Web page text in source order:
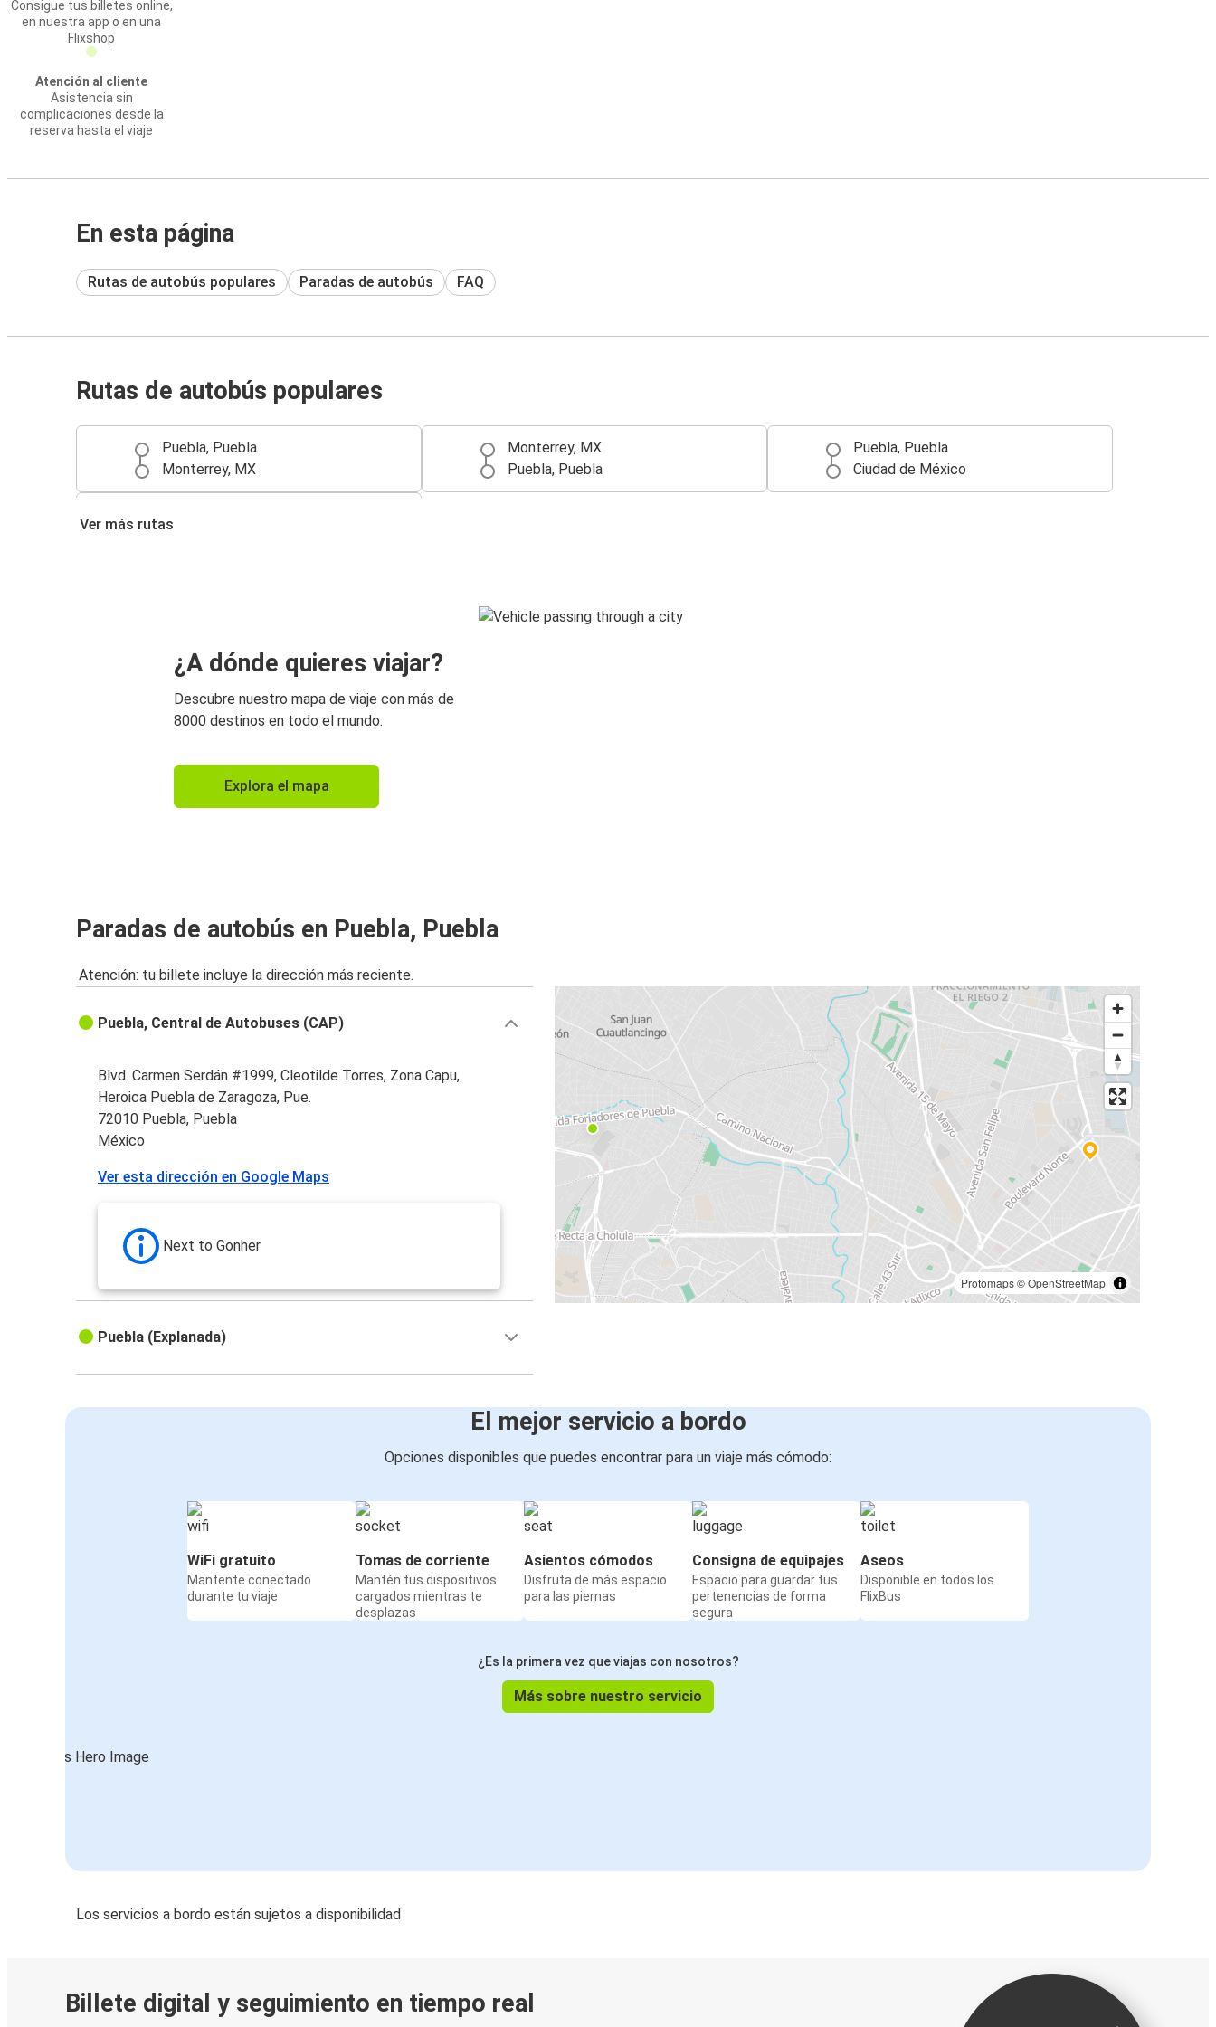
Consigue tus billetes online,
en nuestra app o en una
Flixshop
Atención al cliente
Asistencia sin
complicaciones desde la
reserva hasta el viaje
En esta página
Rutas de autobús populares Paradas de autobús FAQ
Rutas de autobús populares
Puebla, Puebla
Monterrey, MX
Monterrey, MX
Puebla, Puebla
Puebla, Puebla
Ciudad de México
Ver más rutas
¿A dónde quieres viajar?
Descubre nuestro mapa de viaje con más de
8000 destinos en todo el mundo.
Explora el mapa
Paradas de autobús en Puebla, Puebla
Atención: tu billete incluye la dirección más reciente.
Protomaps©OpenStreetMap
Puebla, Central de Autobuses (CAP)
Blvd. Carmen Serdán #1999, Cleotilde Torres, Zona Capu,
Heroica Puebla de Zaragoza, Pue.
72010 Puebla, Puebla
México
Ver esta dirección en Google Maps
Next to Gonher
Puebla (Explanada)
El mejor servicio a bordo
Opciones disponibles que puedes encontrar para un viaje más cómodo:
WiFi gratuito
Mantente conectado
durante tu viaje
Tomas de corriente
Mantén tus dispositivos
cargados mientras te
desplazas
Asientos cómodos
Disfruta de más espacio
para las piernas
Consigna de equipajes
Espacio para guardar tus
pertenencias de forma
segura
Aseos
Disponible en todos los
FlixBus
¿Es la primera vez que viajas con nosotros?
Más sobre nuestro servicio
Los servicios a bordo están sujetos a disponibilidad
Billete digital y seguimiento en tiempo real